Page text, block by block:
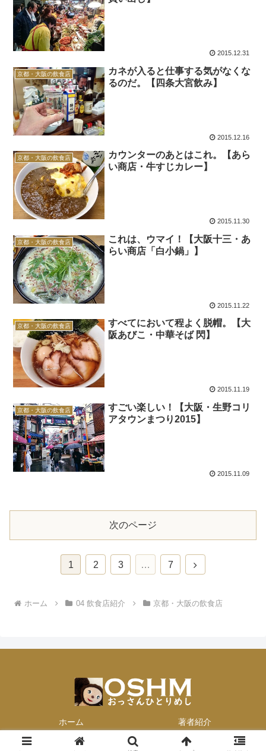
2015.12.31
京都・大阪の飲食店
カネが入ると仕事する気がなくな
るのだ。【四条大宮飲み】
2015.12.16
京都・大阪の飲食店
カウンターのあとはこれ。【あら
い商店・牛すじカレー】
2015.11.30
京都・大阪の飲食店
これは、ウマイ！【大阪十三・あ
らい商店「白小鍋」】
2015.11.22
京都・大阪の飲食店
すべてにおいて程よく脱帽。【大
阪あびこ・中華そば 閃】
2015.11.19
京都・大阪の飲食店
すごい楽しい！【大阪・生野コリ
アタウンまつり2015】
2015.11.09
次のページ
1 2 3 … 7
次
ホーム 04 飲食店紹介 京都・大阪の飲食店
ホーム 著者紹介
© 2013-2026 おっさんひとりめし.